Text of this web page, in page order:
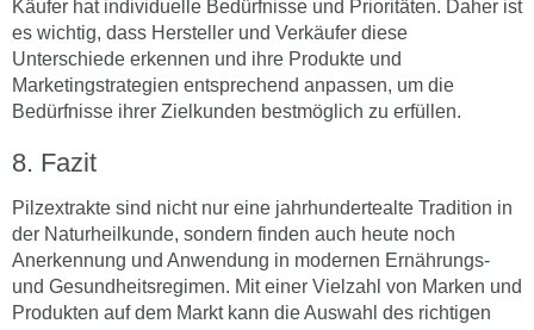
Käufer hat individuelle Bedürfnisse und Prioritäten. Daher ist
es wichtig, dass Hersteller und Verkäufer diese
Unterschiede erkennen und ihre Produkte und
Marketingstrategien entsprechend anpassen, um die
Bedürfnisse ihrer Zielkunden bestmöglich zu erfüllen.
Fazit
Pilzextrakte sind nicht nur eine jahrhundertealte Tradition in
der Naturheilkunde, sondern finden auch heute noch
Anerkennung und Anwendung in modernen Ernährungs-
und Gesundheitsregimen. Mit einer Vielzahl von Marken und
Produkten auf dem Markt kann die Auswahl des richtigen